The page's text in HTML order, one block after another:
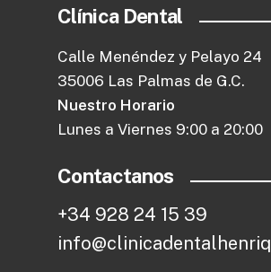
Clínica Dental
Calle Menéndez y Pelayo 24
35006 Las Palmas de G.C.
Nuestro Horario
Lunes a Viernes 9:00 a 20:00
Contactanos
+34 928 24 15 39
info@clinicadentalhenriq